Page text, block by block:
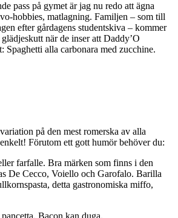
pass på gymet är jag nu redo att ägna
hobbies, matlagning. Familjen – som till
efter gårdagens studentskiva – kommer
när de inser att Daddy’O
Spaghetti alla carbonara med zucchine.
på den mest romerska av alla
Förutom ett gott humör behöver du:
farfalle. Bra märken som finns i den
De Cecco, Voiello och Garofalo. Barilla
detta gastronomiska miffo,